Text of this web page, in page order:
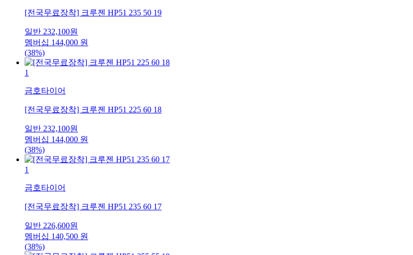
[전국무료장착] 크루젠 HP51 235 50 19
일반 232,100원
멤버십 144,000 원
(38%)
1
금호타이어
[전국무료장착] 크루젠 HP51 225 60 18
일반 232,100원
멤버십 144,000 원
(38%)
1
금호타이어
[전국무료장착] 크루젠 HP51 235 60 17
일반 226,600원
멤버십 140,500 원
(38%)